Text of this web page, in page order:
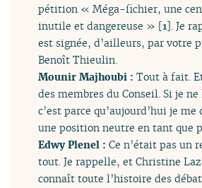
pétition « Méga-fichier, une
inutile et dangereuse » [1]. Je
est signée, d’ailleurs, par votre
Benoît Thieulin.
Mounir Majhoubi :Tout à fait.
des membres du Conseil. Si je ne
c’est parce qu’aujourd’hui je me
une position neutre en tant que
Edwy Plenel :Ce n’était pas un
tout. Je rappelle, et Christine
connaît toute l’histoire des